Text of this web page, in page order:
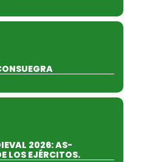
2026: AS-
LOS EJÉRCITOS.